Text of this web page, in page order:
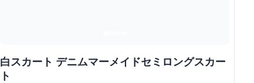
白スカート デニムマーメイドセミロングスカー
ト